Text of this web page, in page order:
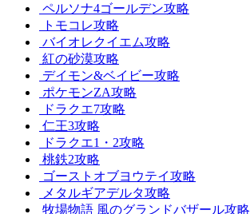
ペルソナ4ゴールデン攻略
トモコレ攻略
バイオレクイエム攻略
紅の砂漠攻略
デイモン&ベイビー攻略
ポケモンZA攻略
ドラクエ7攻略
仁王3攻略
ドラクエ1・2攻略
桃鉄2攻略
ゴーストオブヨウテイ攻略
メタルギアデルタ攻略
牧場物語 風のグランドバザール攻略